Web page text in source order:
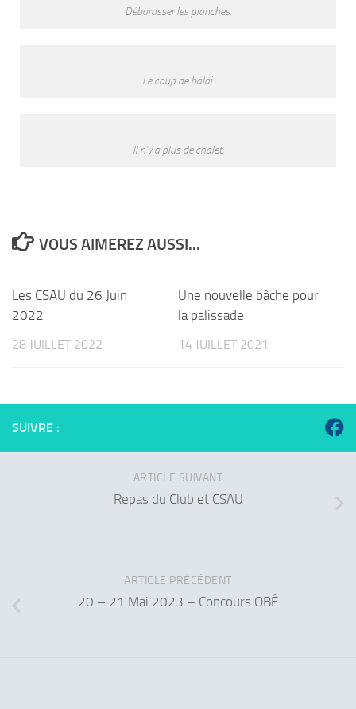
Débarasser les planches.
Le coup de balai.
Il n'y a plus de chalet.
VOUS AIMEREZ AUSSI...
Les CSAU du 26 Juin
2022
28 JUILLET 2022
Une nouvelle bâche pour
la palissade
14 JUILLET 2021
SUIVRE :
ARTICLE SUIVANT
Repas du Club et CSAU
ARTICLE PRÉCÉDENT
20 – 21 Mai 2023 – Concours OBÉ